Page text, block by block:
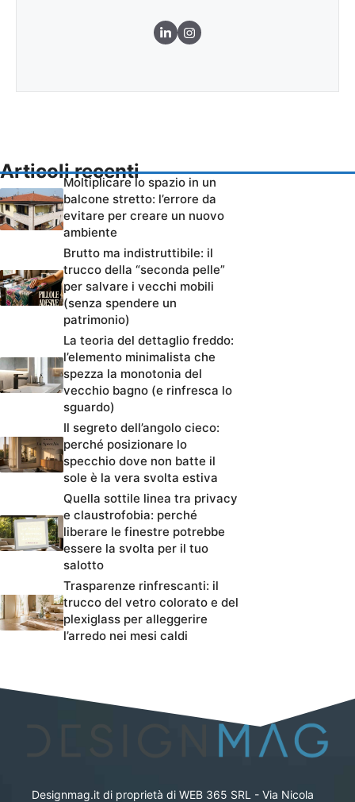
Articoli recenti
Moltiplicare lo spazio in un
balcone stretto: l’errore da
evitare per creare un nuovo
ambiente
Brutto ma indistruttibile: il
trucco della “seconda pelle”
per salvare i vecchi mobili
(senza spendere un
patrimonio)
La teoria del dettaglio freddo:
l’elemento minimalista che
spezza la monotonia del
vecchio bagno (e rinfresca lo
sguardo)
Il segreto dell’angolo cieco:
perché posizionare lo
specchio dove non batte il
sole è la vera svolta estiva
Quella sottile linea tra privacy
e claustrofobia: perché
liberare le finestre potrebbe
essere la svolta per il tuo
salotto
Trasparenze rinfrescanti: il
trucco del vetro colorato e del
plexiglass per alleggerire
l’arredo nei mesi caldi
Designmag.it di proprietà di WEB 365 SRL - Via Nicola